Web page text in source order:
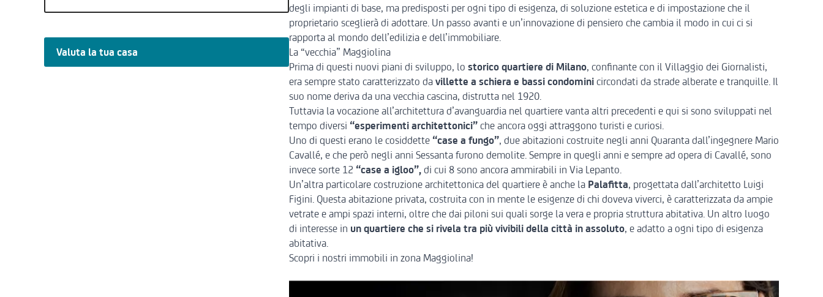
Valuta la tua casa
degli impianti di base, ma predisposti per ogni tipo di esigenza, di soluzione estetica e di impostazione che il
proprietario sceglierà di adottare. Un passo avanti e un’innovazione di pensiero che cambia il modo in cui ci si
rapporta al mondo dell’edilizia e dell’immobiliare.
La “vecchia” Maggiolina
Prima di questi nuovi piani di sviluppo, lo storico quartiere di Milano, confinante con il Villaggio dei Giornalisti,
era sempre stato caratterizzato da villette a schiera e bassi condomini circondati da strade alberate e tranquille. Il
suo nome deriva da una vecchia cascina, distrutta nel 1920.
Tuttavia la vocazione all’architettura d’avanguardia nel quartiere vanta altri precedenti e qui si sono sviluppati nel
tempo diversi “esperimenti architettonici” che ancora oggi attraggono turisti e curiosi.
Uno di questi erano le cosiddette “case a fungo”, due abitazioni costruite negli anni Quaranta dall’ingegnere Mario
Cavallé, e che però negli anni Sessanta furono demolite. Sempre in quegli anni e sempre ad opera di Cavallé, sono
invece sorte 12 “case a igloo”, di cui 8 sono ancora ammirabili in Via Lepanto.
Un’altra particolare costruzione architettonica del quartiere è anche la Palafitta, progettata dall’architetto Luigi
Figini. Questa abitazione privata, costruita con in mente le esigenze di chi doveva viverci, è caratterizzata da ampie
vetrate e ampi spazi interni, oltre che dai piloni sui quali sorge la vera e propria struttura abitativa. Un altro luogo
di interesse in un quartiere che si rivela tra più vivibili della città in assoluto, e adatto a ogni tipo di esigenza
abitativa.
Scopri i nostri immobili in zona Maggiolina!